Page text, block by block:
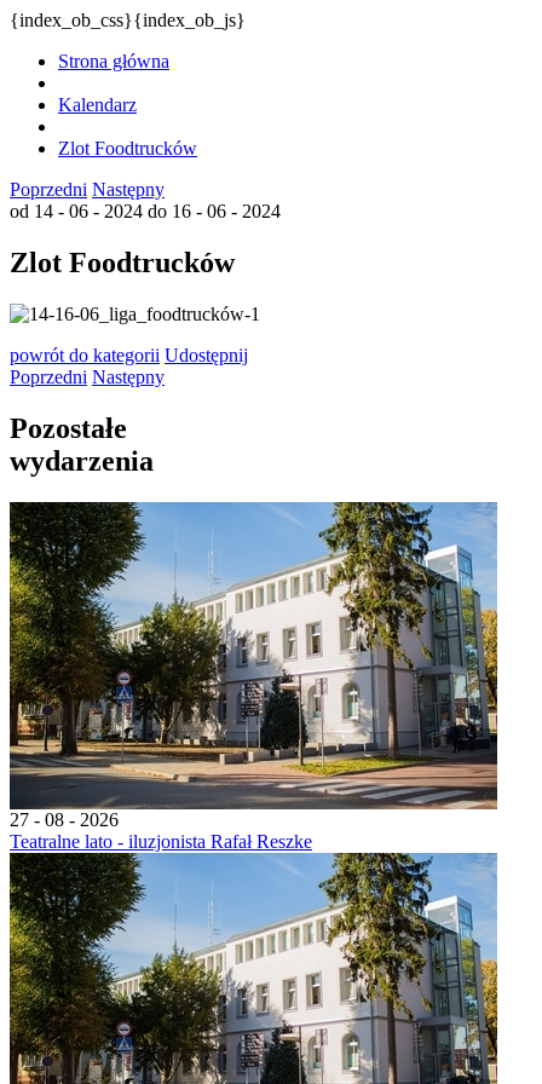
{index_ob_css}{index_ob_js}
Strona główna
Kalendarz
Zlot Foodtrucków
Poprzedni Następny
od 14 - 06 - 2024 do 16 - 06 - 2024
Zlot Foodtrucków
powrót do kategorii Udostępnij
Poprzedni Następny
Pozostałe
wydarzenia
27 - 08 - 2026
Teatralne lato - iluzjonista Rafał Reszke